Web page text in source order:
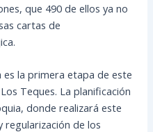
que 490 de ellos ya no
cartas de
la primera etapa de este
Teques. La planificación
donde realizará este
de los